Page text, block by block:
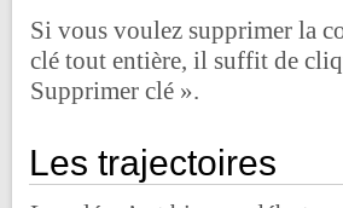
Si vous voulez supprimer la
clé tout entière, il suffit de
Supprimer clé ».
Les trajectoires